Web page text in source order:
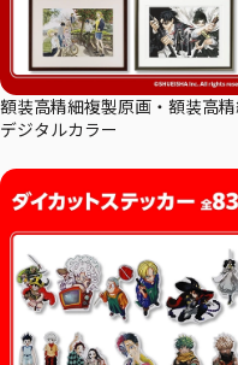
額装高精細複製原画・額装高
デジタルカラー